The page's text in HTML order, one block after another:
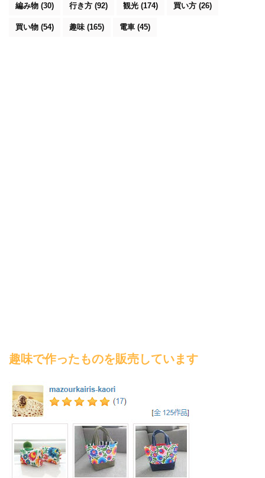
編み物 (30) 行き方 (92) 観光 (174) 買い方 (26)
買い物 (54) 趣味 (165) 電車 (45)
趣味で作ったものを販売しています